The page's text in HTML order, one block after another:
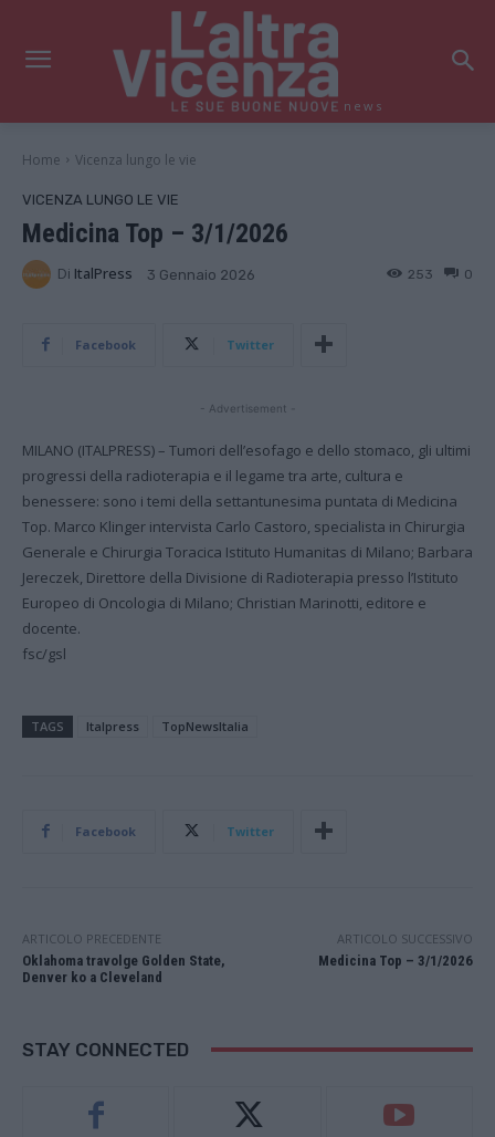
news
Home Vicenza lungo le vie
VICENZA LUNGO LE VIE
Medicina Top – 3/1/2026
Di ItalPress 3 Gennaio 2026 0
253
Facebook Twitter
- Advertisement -
MILANO (ITALPRESS) – Tumori dell’esofago e dello stomaco, gli ultimi
progressi della radioterapia e il legame tra arte, cultura e
benessere: sono i temi della settantunesima puntata di Medicina
Top. Marco Klinger intervista Carlo Castoro, specialista in Chirurgia
Generale e Chirurgia Toracica Istituto Humanitas di Milano; Barbara
Jereczek, Direttore della Divisione di Radioterapia presso l’Istituto
Europeo di Oncologia di Milano; Christian Marinotti, editore e
docente.
fsc/gsl
TAGS Italpress TopNewsItalia
Facebook Twitter
ARTICOLO PRECEDENTE
Oklahoma travolge Golden State,
Denver ko a Cleveland
ARTICOLO SUCCESSIVO
Medicina Top – 3/1/2026
STAY CONNECTED